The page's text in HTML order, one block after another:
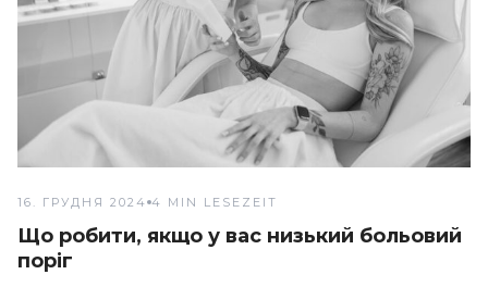
16. ГРУДНЯ 2024 4 MIN LESEZEIT
Що робити, якщо у вас низький больовий
поріг